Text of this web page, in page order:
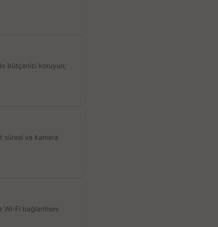
bütçenizi koruyun;
süresi ve kamera
Fi bağlantısını